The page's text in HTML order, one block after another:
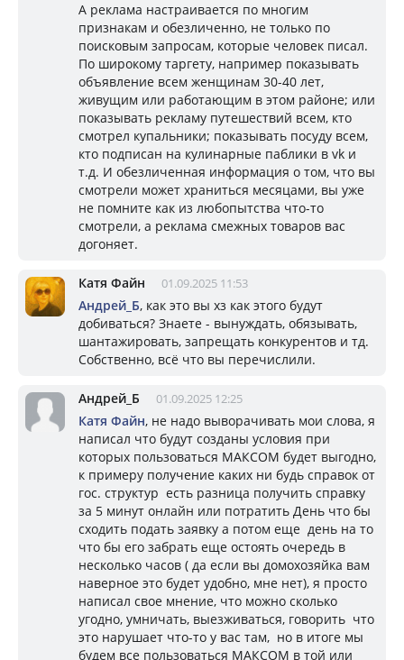
А реклама настраивается по многим
признакам и обезличенно, не только по
поисковым запросам, которые человек писал.
По широкому таргету, например показывать
объявление всем женщинам 30-40 лет,
живущим или работающим в этом районе; или
показывать рекламу путешествий всем, кто
смотрел купальники; показывать посуду всем,
кто подписан на кулинарные паблики в vk и
т.д. И обезличенная информация о том, что вы
смотрели может храниться месяцами, вы уже
не помните как из любопытства что-то
смотрели, а реклама смежных товаров вас
догоняет.
Катя Файн 01.09.2025 11:53
Андрей_Б, как это вы хз как этого будут
добиваться? Знаете - вынуждать, обязывать,
шантажировать, запрещать конкурентов и тд.
Собственно, всё что вы перечислили.
Андрей_Б 01.09.2025 12:25
Катя Файн, не надо выворачивать мои слова, я
написал что будут созданы условия при
которых пользоваться МАКСОМ будет выгодно,
к примеру получение каких ни будь справок от
гос. структур есть разница получить справку
за 5 минут онлайн или потратить День что бы
сходить подать заявку а потом еще день на то
что бы его забрать еще остоять очередь в
несколько часов ( да если вы домохозяйка вам
наверное это будет удобно, мне нет), я просто
написал свое мнение, что можно сколько
угодно, умничать, выезживаться, говорить что
это нарушает что-то у вас там, но в итоге мы
будем все пользоваться МАКСОМ в той или